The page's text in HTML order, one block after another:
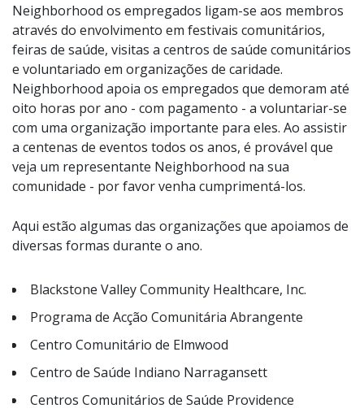
Neighborhood os empregados ligam-se aos membros
através do envolvimento em festivais comunitários,
feiras de saúde, visitas a centros de saúde comunitários
e voluntariado em organizações de caridade.
Neighborhood apoia os empregados que demoram até
oito horas por ano - com pagamento - a voluntariar-se
com uma organização importante para eles. Ao assistir
a centenas de eventos todos os anos, é provável que
veja um representante Neighborhood na sua
comunidade - por favor venha cumprimentá-los.
Aqui estão algumas das organizações que apoiamos de
diversas formas durante o ano.
Blackstone Valley Community Healthcare, Inc.
Programa de Acção Comunitária Abrangente
Centro Comunitário de Elmwood
Centro de Saúde Indiano Narragansett
Centros Comunitários de Saúde Providence